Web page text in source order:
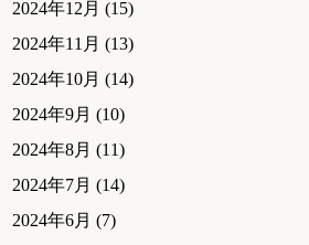
2024年12月 (15)
2024年11月 (13)
2024年10月 (14)
2024年9月 (10)
2024年8月 (11)
2024年7月 (14)
2024年6月 (7)